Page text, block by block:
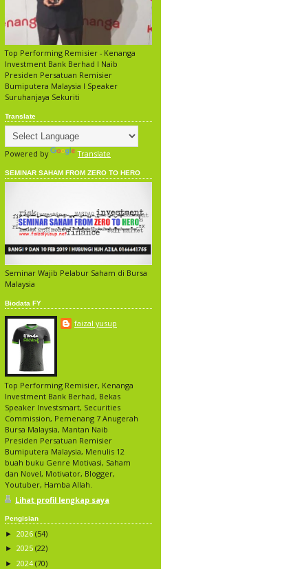
Top Performing Remisier - Kenanga
Investment Bank Berhad l Naib
Presiden Persatuan Remisier
Bumiputera Malaysia l Speaker
Suruhanjaya Sekuriti
Translate
Powered by Translate
SEMINAR SAHAM FROM ZERO TO HERO
Seminar Wajib Pelabur Saham di Bursa
Malaysia
Biodata FY
faizal yusup
Top Performing Remisier, Kenanga
Investment Bank Berhad, Bekas
Speaker Investsmart, Securities
Commission, Pemenang 7 Anugerah
Bursa Malaysia, Mantan Naib
Presiden Persatuan Remisier
Bumiputera Malaysia, Menulis 12
buah buku Genre Motivasi, Saham
dan Novel, Motivator, Blogger,
Youtuber, Hamba Allah.
Lihat profil lengkap saya
Pengisian
► 2026 (54)
► 2025 (22)
► 2024 (70)